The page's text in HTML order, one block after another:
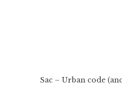
Sac – Urban code